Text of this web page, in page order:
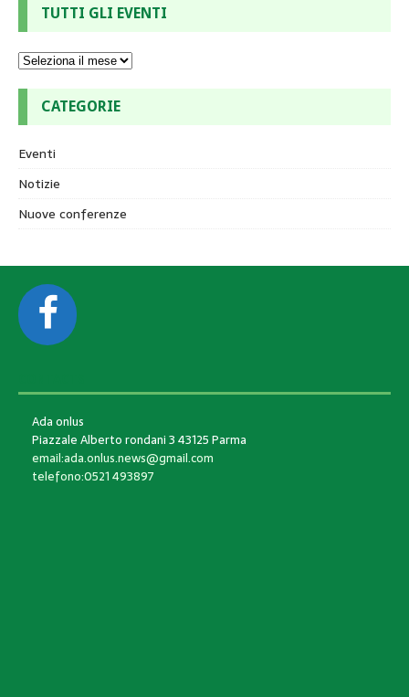
TUTTI GLI EVENTI
CATEGORIE
Eventi
Notizie
Nuove conferenze
Ada onlus
Piazzale Alberto rondani 3 43125 Parma
email:ada.onlus.news@gmail.com
telefono:0521 493897